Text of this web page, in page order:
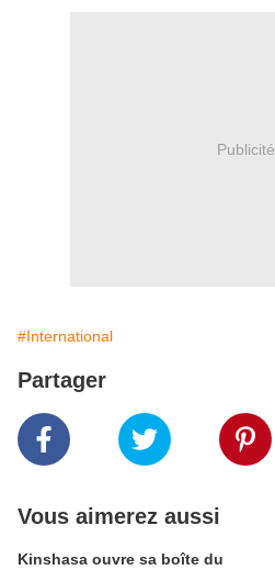
Publicité
#International
Partager
Vous aimerez aussi
Kinshasa ouvre sa boîte du